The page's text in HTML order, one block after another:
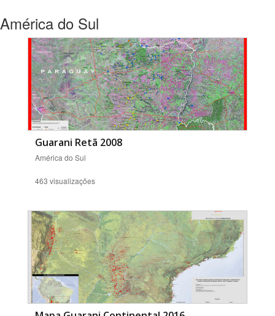
Subtema
Área de Levantamento
Área Protegida
América do Sul
Guarani Retã 2008
América do Sul
463 visualizações